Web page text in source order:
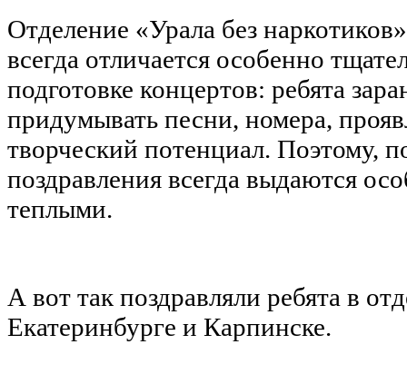
Отделение «Урала без
всегда отличается особенно
подготовке концертов: ребята
придумывать песни, номера,
творческий потенциал. Поэтому,
поздравления всегда выдаются
теплыми.
А вот так поздравляли ребята в
Екатеринбурге и Карпинске.